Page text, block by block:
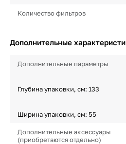
Количество фильтров
Дополнительные
Дополнительные параметры
Глубина упаковки, см: 133
Ширина упаковки, см: 55
Дополнительные аксессуары
(приобретаются отдельно)